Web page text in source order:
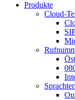
Produkte
Cloud-